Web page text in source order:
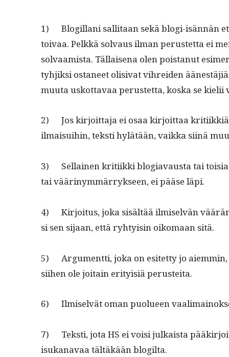
1) Blogillani sal­li­taan sekä blo­gi-isän­nän
toivaa. Pelkkä solvaus ilman perustet­ta ei
solvaamista. Täl­laise­na olen pois­tanut
tyhjik­si osta­neet oli­si­vat vihrei­den
muu­ta uskot­tavaa perustet­ta, kos­ka se
2) Jos kir­joit­ta­ja ei osaa kir­joit­taa
ilmaisui­hin, tek­sti hylätään, vaik­ka siinä
3) Sel­l­ainen kri­ti­ik­ki blo­giavaus­ta tai
tai väärinymmär­ryk­seen, ei pääse läpi.
4) Kir­joi­tus, joka sisältää ilmi­selvän
si sen sijaan, että ryhty­isin oiko­maan sitä.
5) Argu­ment­ti, joka on esitet­ty jo aiem­min,
siihen ole joitain eri­ty­isiä perusteita.
6) Ilmi­selvät oman puolueen
7) Tek­sti, jota HS ei voisi julka­ista
isukanavaa tältäkään blogilta.